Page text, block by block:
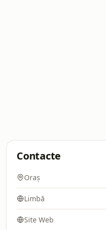
Contacte
Oraș
Limbă
Site Web